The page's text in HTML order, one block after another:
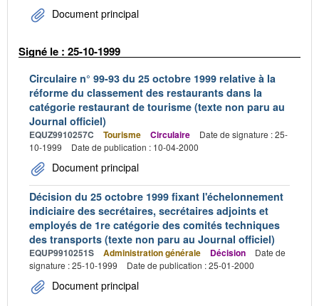
Document principal
Signé le : 25-10-1999
Circulaire n° 99-93 du 25 octobre 1999 relative à la
réforme du classement des restaurants dans la
catégorie restaurant de tourisme (texte non paru au
Journal officiel)
EQUZ9910257C Tourisme Circulaire
Date de signature : 25-
10-1999
Date de publication : 10-04-2000
Document principal
Décision du 25 octobre 1999 fixant l'échelonnement
indiciaire des secrétaires, secrétaires adjoints et
employés de 1re catégorie des comités techniques
des transports (texte non paru au Journal officiel)
EQUP9910251S Administration générale Décision
Date de
signature : 25-10-1999
Date de publication : 25-01-2000
Document principal